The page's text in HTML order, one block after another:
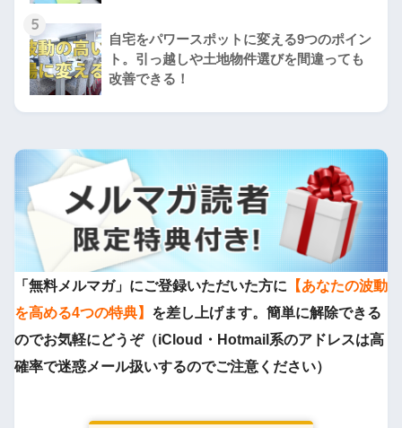
5
自宅をパワースポットに変える9つのポイン
ト。引っ越しや土地物件選びを間違っても
改善できる！
「無料メルマガ」にご登録いただいた方に 【あなたの波動
を高める4つの特典】 を差し上げます。簡単に解除できる
のでお気軽にどうぞ（iCloud・Hotmail系のアドレスは高
確率で迷惑メール扱いするのでご注意ください）